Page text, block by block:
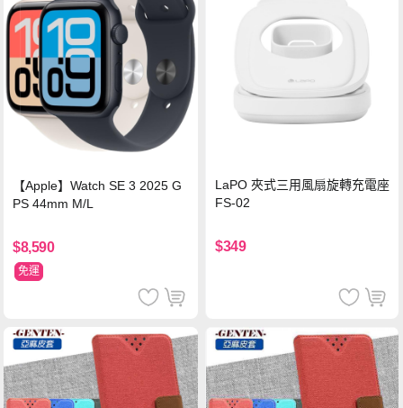
【Apple】Watch SE 3 2025 G
PS 44mm M/L
$8,590
免運
LaPO 夾式三用風扇旋轉充電座
FS-02
$349